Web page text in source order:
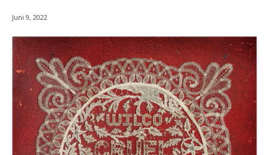
Juni 9, 2022